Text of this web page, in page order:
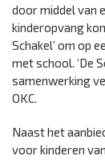
door middel van
kinderopvang
Schakel’ om op
met school. ‘De
samenwerking
OKC.
Naast het
voor kinderen